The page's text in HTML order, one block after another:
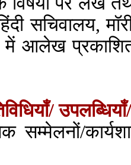
सचिवालय,
में आलेख
सम्मेलनों/